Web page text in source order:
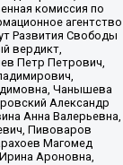
комиссия по
агентство
Развития Свободы
вердикт,
Петр Петрович,
Чанышева
Александр
Анна Валерьевна,
Пивоваров
Магомед
Ароновна,